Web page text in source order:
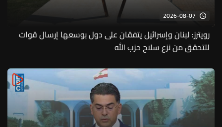
2026-08-07
رويترز: لبنان وإسرائيل يتفقان على دول بوسعها إرسال قوات
للتحقق من نزع سلاح حزب الله